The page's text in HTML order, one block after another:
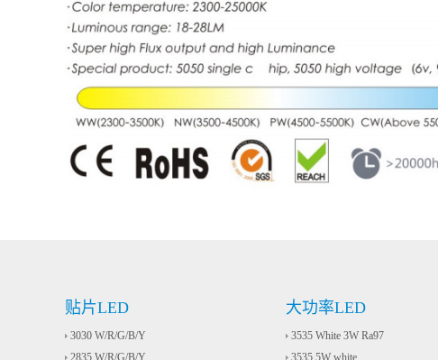
贴片LED
3030 W/R/G/B/Y
大功率LED
3535 White 3W Ra97